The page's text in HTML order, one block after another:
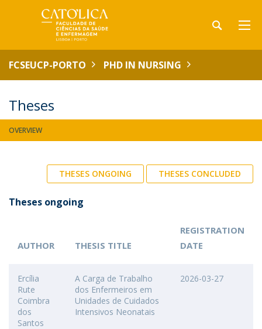
FCSEUCP-PORTO PHD IN NURSING
Theses
OVERVIEW
THESES ONGOING THESES CONCLUDED
Theses ongoing
AUTHOR THESIS TITLE
REGISTRATION
DATE
Ercília
Rute
Coimbra
dos
Santos
A Carga de Trabalho
dos Enfermeiros em
Unidades de Cuidados
Intensivos Neonatais
2026-03-27